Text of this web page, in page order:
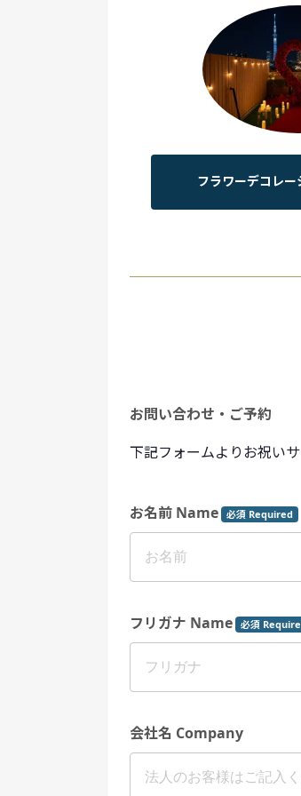
フラワーデコレ
お問い合わせ・ご予約
下記フォームよりお祝い
お名前 Name 必須 Required
フリガナ Name 必須
会社名 Company